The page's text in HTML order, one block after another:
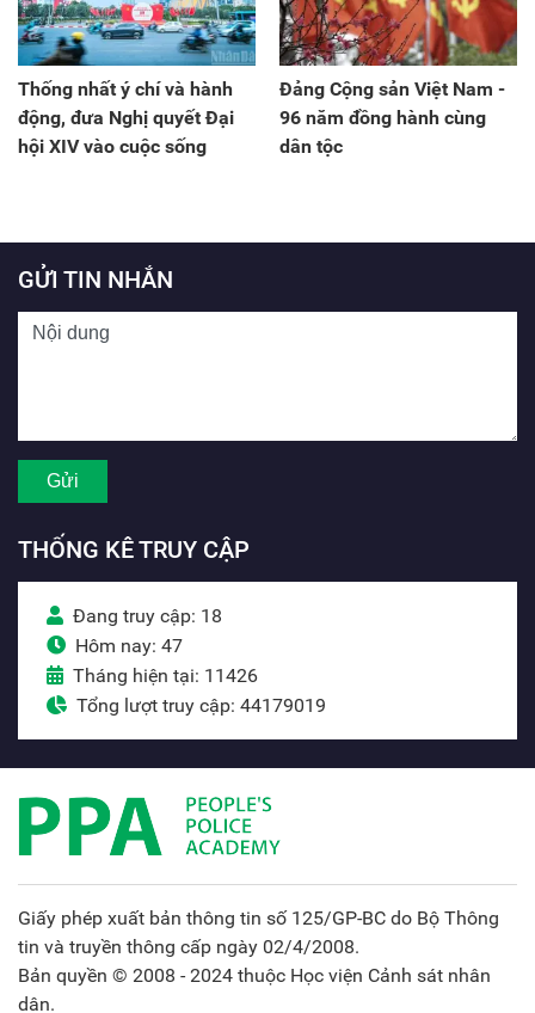
Thống nhất ý chí và hành
động, đưa Nghị quyết Đại
hội XIV vào cuộc sống
Đảng Cộng sản Việt Nam -
96 năm đồng hành cùng
dân tộc
GỬI TIN NHẮN
THỐNG KÊ TRUY CẬP
Đang truy cập: 18
Hôm nay: 47
Tháng hiện tại: 11426
Tổng lượt truy cập: 44179019
Giấy phép xuất bản thông tin số 125/GP-BC do Bộ Thông
tin và truyền thông cấp ngày 02/4/2008.
Bản quyền © 2008 - 2024 thuộc Học viện Cảnh sát nhân
dân.